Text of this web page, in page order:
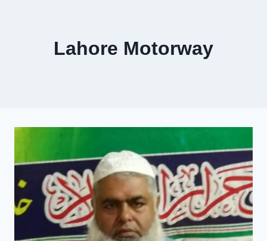
Lahore Motorway